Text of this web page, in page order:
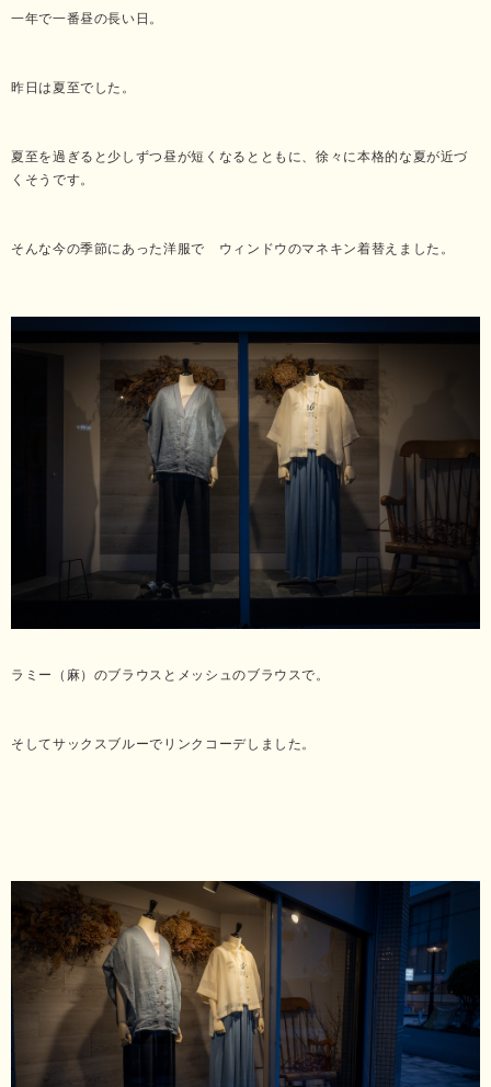
一年で一番昼の長い日。
昨日は夏至でした。
夏至を過ぎると少しずつ昼が短くなるとともに、徐々に本格的な夏が近づ
くそうです。
そんな今の季節にあった洋服で ウィンドウのマネキン着替えました。
ラミー（麻）のブラウスとメッシュのブラウスで。
そしてサックスブルーでリンクコーデしました。